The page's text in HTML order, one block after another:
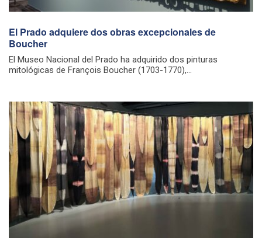
El Prado adquiere dos obras excepcionales de
Boucher
El Museo Nacional del Prado ha adquirido dos pinturas
mitológicas de François Boucher (1703-1770),...